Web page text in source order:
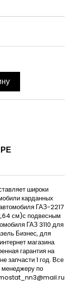
широки
карданных
ГАЗ-2217
см)с подвесным
ГАЗ 3110 для
Бизнес, для
магазина
гарантия на
запчасти 1 год. Все
по